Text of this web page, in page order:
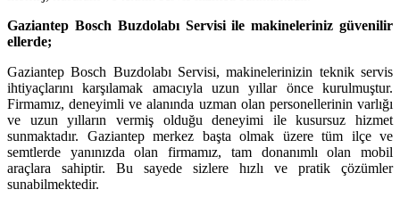
Gaziantep Bosch Buzdolabı Servisi ile makineleriniz güvenilir
ellerde;
Gaziantep Bosch Buzdolabı Servisi, makinelerinizin teknik servis
ihtiyaçlarını karşılamak amacıyla uzun yıllar önce kurulmuştur.
Firmamız, deneyimli ve alanında uzman olan personellerinin varlığı
ve uzun yılların vermiş olduğu deneyimi ile kusursuz hizmet
sunmaktadır. Gaziantep merkez başta olmak üzere tüm ilçe ve
semtlerde yanınızda olan firmamız, tam donanımlı olan mobil
araçlara sahiptir. Bu sayede sizlere hızlı ve pratik çözümler
sunabilmektedir.